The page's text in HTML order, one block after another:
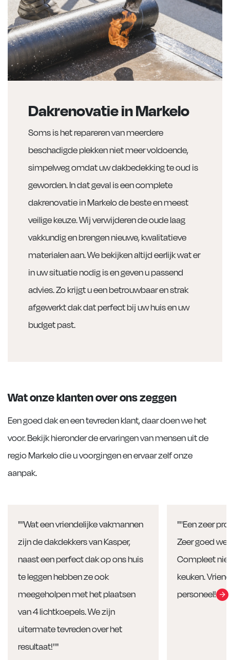
Dakrenovatie in Markelo
Soms is het repareren van meerdere
beschadigde plekken niet meer voldoende,
simpelweg omdat uw dakbedekking te oud is
geworden. In dat geval is een complete
dakrenovatie in Markelo de beste en meest
veilige keuze. Wij verwijderen de oude laag
vakkundig en brengen nieuwe, kwalitatieve
materialen aan. We bekijken altijd eerlijk wat er
in uw situatie nodig is en geven u passend
advies. Zo krijgt u een betrouwbaar en strak
afgewerkt dak dat perfect bij uw huis en uw
budget past.
Wat onze klanten over ons zeggen
Een goed dak en een tevreden klant, daar doen we het
voor. Bekijk hieronder de ervaringen van mensen uit de
regio Markelo die u voorgingen en ervaar zelf onze
aanpak.
"''Wat een vriendelijke vakmannen
zijn de dakdekkers van Kasper,
naast een perfect dak op ons huis
te leggen hebben ze ook
meegeholpen met het plaatsen
van 4 lichtkoepels. We zijn
uitermate tevreden over het
resultaat!''"
"''Een zeer
Zeer goed
Compleet
keuken.
personeel!